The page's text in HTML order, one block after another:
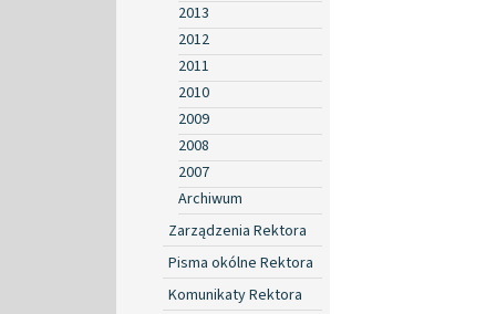
2013
2012
2011
2010
2009
2008
2007
Archiwum
Zarządzenia Rektora
Pisma okólne Rektora
Komunikaty Rektora